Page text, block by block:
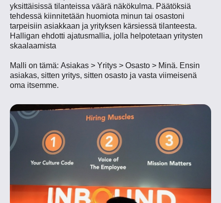
yksittäisissä tilanteissa väärä näkökulma. Päätöksiä
tehdessä kiinnitetään huomiota minun tai osastoni
tarpeisiin asiakkaan ja yrityksen kärsiessä tilanteesta.
Halligan ehdotti ajatusmallia, jolla helpotetaan yritysten
skaalaamista
Malli on tämä: Asiakas > Yritys > Osasto > Minä. Ensin
asiakas, sitten yritys, sitten osasto ja vasta viimeisenä
oma itsemme.